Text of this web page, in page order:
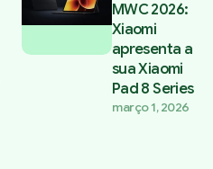
MWC 2026:
Xiaomi
apresenta a
sua Xiaomi
Pad 8 Series
março 1, 2026